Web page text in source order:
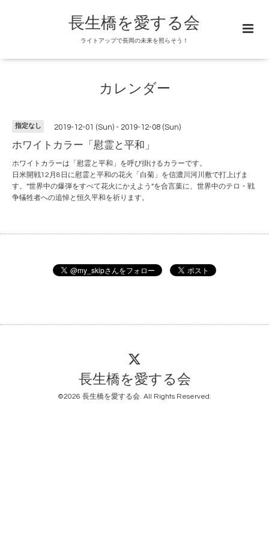
長生橋を愛する会
ライトアップで長岡の未来を照らそう！
カレンダー
指定なし 2019-12-01 (Sun) - 2019-12-08 (Sun)
ホワイトカラー「慰霊と平和」
ホワイトカラーは「慰霊と平和」を呼び掛けるカラーです。
日米開戦12月8日に慰霊と平和の花火「白菊」を信濃川河川敷で打上げま
す。”世界中の爆弾をすべて花火にかえよう”を合言葉に、世界中のテロ・戦
争犠牲者への追悼と恒久平和を祈ります。
長生橋を愛する会
©2026 長生橋を愛する会. All Rights Reserved.